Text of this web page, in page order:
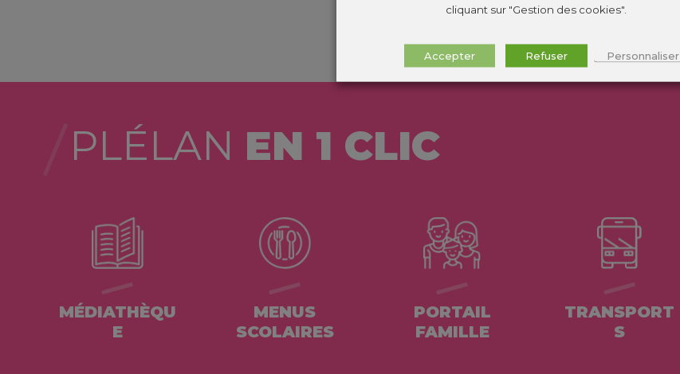
PLÉLAN EN 1 CLIC
MÉDIATHÈQU
E
MENUS
SCOLAIRES
PORTAIL
FAMILLE
TRANSPORT
S
cliquant sur "Gestion des cookies".
Accepter Refuser Personnaliser